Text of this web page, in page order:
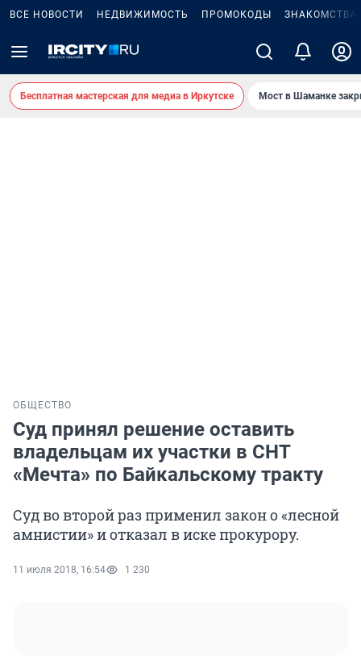
ВСЕ НОВОСТИ НЕДВИЖИМОСТЬ ПРОМОКОДЫ ЗНАКОМСТВА
Бесплатная мастерская для медиа в Иркутске Мост в Шаманке
ОБЩЕСТВО
Суд принял решение оставить
владельцам их участки в СНТ
«Мечта» по Байкальскому тракту
Суд во второй раз применил закон о «лесной
амнистии» и отказал в иске прокурору.
11 июля 2018, 16:54 1 230